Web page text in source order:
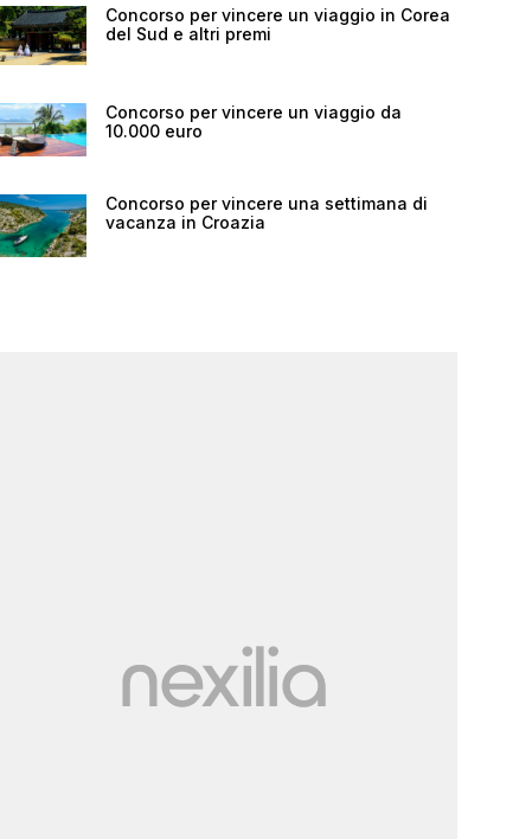
Concorso per vincere un viaggio in Corea
del Sud e altri premi
Concorso per vincere un viaggio da
10.000 euro
Concorso per vincere una settimana di
vacanza in Croazia